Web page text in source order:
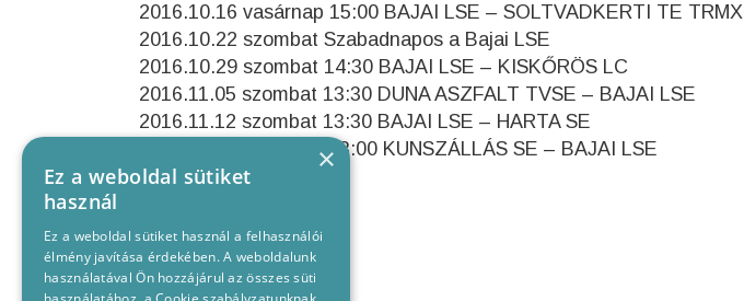
2016.10.16 vasárnap 15:00 BAJAI LSE – SOLTVADKERTI TE TRMX
2016.10.22 szombat Szabadnapos a Bajai LSE
2016.10.29 szombat 14:30 BAJAI LSE – KISKŐRÖS LC
2016.11.05 szombat 13:30 DUNA ASZFALT TVSE – BAJAI LSE
2016.11.12 szombat 13:30 BAJAI LSE – HARTA SE
2016.11.20 vasárnap 13:00 KUNSZÁLLÁS SE – BAJAI LSE
×
Ez a weboldal sütiket
használ
Ez a weboldal sütiket használ a felhasználói
élmény javítása érdekében. A weboldalunk
használatával Ön hozzájárul az összes süti